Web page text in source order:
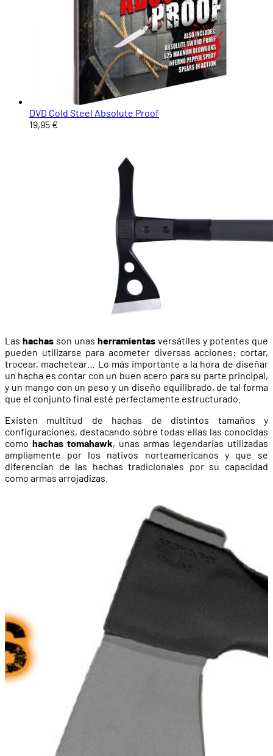
DVD Cold Steel Absolute Proof
19,95 €
Las hachas son unas herramientas versátiles y potentes que
pueden utilizarse para acometer diversas acciones: cortar,
trocear, machetear… Lo más importante a la hora de diseñar
un hacha es contar con un buen acero para su parte principal,
y un mango con un peso y un diseño equilibrado, de tal forma
que el conjunto final esté perfectamente estructurado.
Existen multitud de hachas de distintos tamaños y
configuraciones, destacando sobre todas ellas las conocidas
como hachas tomahawk, unas armas legendarias utilizadas
ampliamente por los nativos norteamericanos y que se
diferencian de las hachas tradicionales por su capacidad
como armas arrojadizas.